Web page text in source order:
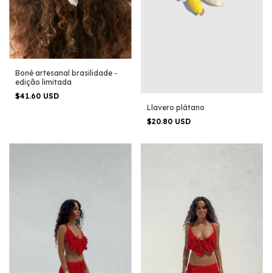
Boné artesanal brasilidade -
edição limitada
$41.60 USD
Llavero plátano
$20.80 USD